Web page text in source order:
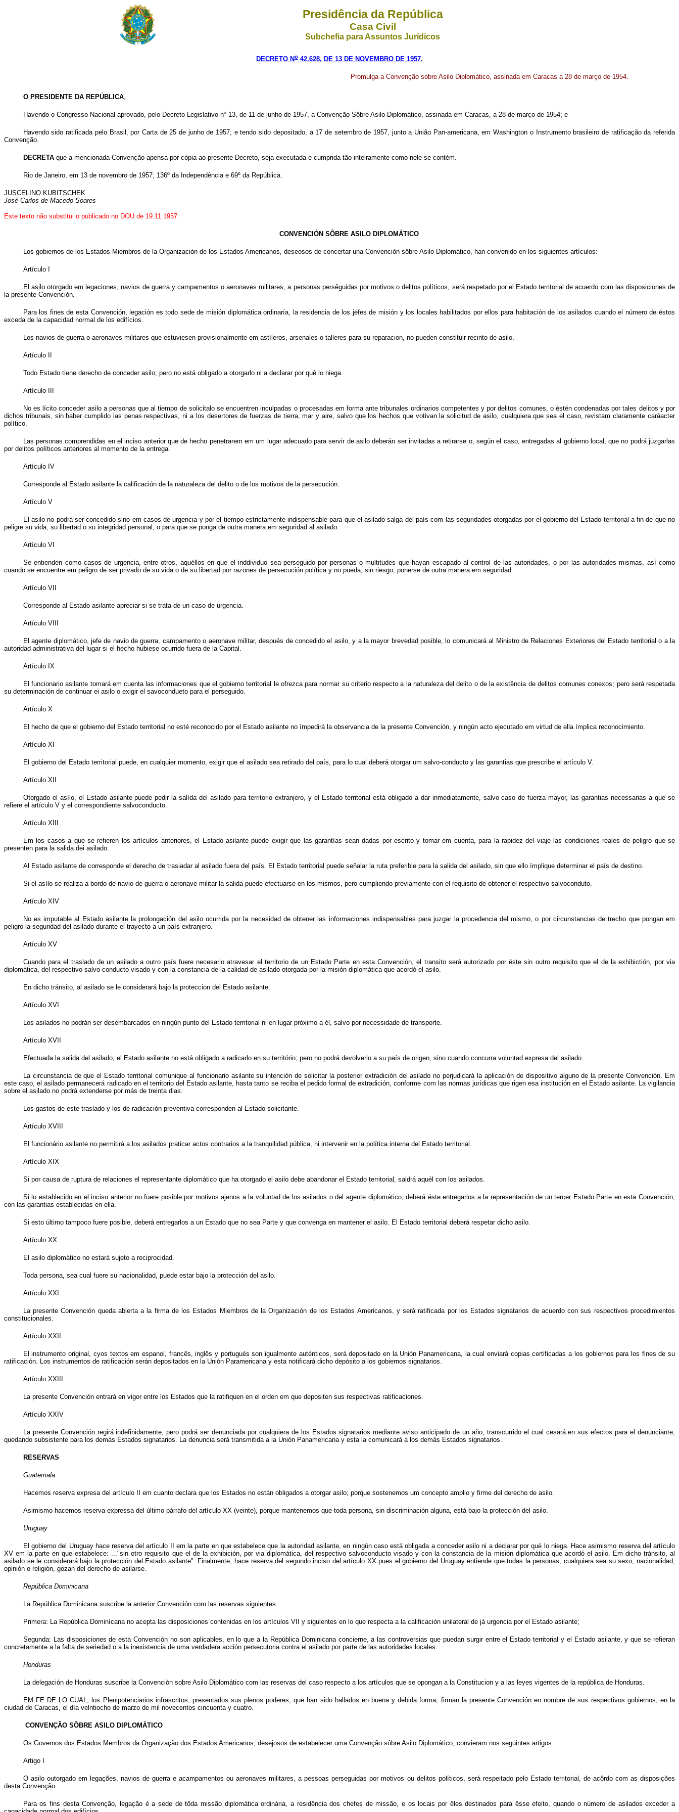
Presidência da República
Casa Civil
Subchefia para Assuntos Jurídicos
DECRETO No 42.628, DE 13 DE NOVEMBRO DE 1957.
Promulga a Convenção sobre Asilo Diplomático, assinada em Caracas a 28 de março de 1954.
O PRESIDENTE DA REPÚBLICA,
Havendo o Congresso Nacional aprovado, pelo Decreto Legislativo nº 13, de 11 de junho de 1957, a Convenção Sôbre Asilo Diplomático, assinada em Caracas, a 28 de março de 1954; e
Havendo sido ratificada pelo Brasil, por Carta de 25 de junho de 1957; e tendo sido depositado, a 17 de setembro de 1957, junto a União Pan-americana, em Washington o Instrumento brasileiro de ratificação da referida
Convenção.
DECRETAque a mencionada Convenção apensa por cópia ao presente Decreto, seja executada e cumprida tão inteiramente como nele se contém.
Rio de Janeiro, em 13 de novembro de 1957; 136º da Independência e 69º da República.
JUSCELINO KUBITSCHEK
José Carlos de Macedo Soares
Este texto não substitui o publicado no DOU de 19.11.1957.
CONVENCIÓN SÔBRE ASILO DIPLOMÁTICO
Los gobiernos de los Estados Miembros de la Organización de los Estados Americanos, deseosos de concertar una Convención sôbre Asilo Diplomático, han convenido en los siguientes artículos:
Artículo I
El asilo otorgado em legaciones, navios de guerra y campamentos o aeronaves militares, a personas persêguidas por motivos o delitos políticos, será respetado por el Estado territorial de acuerdo com las disposiciones de
la presente Convención.
Para los fines de esta Convención, legación es todo sede de misión diplomática ordinaría, la residencia de los jefes de misión y los locales habilitados por ellos para habitación de los asilados cuando el número de éstos
exceda de la capacidad normal de los edifícios.
Los navios de guerra o aeronaves militares que estuviesen provisionalmente em astíleros, arsenales o talleres para su reparacion, no pueden constituir recinto de asilo.
Artículo II
Todo Estado tiene derecho de conceder asilo; pero no está obligado a otorgarlo ni a declarar por quê lo niega.
Artículo III
No es lícito conceder asilo a personas que al tiempo de solicitalo se encuentren inculpadas o procesadas em forma ante tribunales ordinarios competentes y por delitos comunes, o éstén condenadas por tales delitos y por
dichos tribunais, sin haber cumplido las penas respectivas, ni a los desertores de fuerzas de tierra, mar y aire, salvo que los hechos que votivan la solicitud de asilo, cualquiera que sea el caso, revistam claramente caráacter
político.
Las personas comprendidas en el inciso anterior que de hecho penetrarem em um lugar adecuado para servir de asilo deberán ser invitadas a retirarse o, según el caso, entregadas al gobierno local, que no podrá juzgarlas
por delitos políticos anteriores al momento de la entrega.
Artículo IV
Corresponde al Estado asilante la calificación de la naturaleza del delito o de los motivos de la persecución.
Artículo V
El asilo no podrá ser concedido sino em casos de urgencia y por el tiempo estrictamente indispensable para que el asilado salga del país com las seguridades otorgadas por el gobierno del Estado territorial a fin de que no
peligre su vida, su libertad o su integridad personal, o para que se ponga de outra manera em seguridad al asilado.
Artículo VI
Se entienden como casos de urgencia, entre otros, aquéllos en que el inddividuo sea perseguido por personas o multitudes que hayan escapado al control de las autoridades, o por las autoridades mismas, así como
cuando se encuentre em peligro de ser privado de su vida o de su libertad por razones de persecución política y no pueda, sin riesgo, ponerse de outra manera em seguridad.
Artículo VII
Corresponde al Estado asilante apreciar si se trata de un caso de urgencia.
Artículo VIII
El agente diplomático, jefe de navio de guerra, campamento o aeronave militar, después de concedido el asilo, y a la mayor brevedad posible, lo comunicará al Ministro de Relaciones Exteriores del Estado territorial o a la
autoridad administrativa del lugar si el hecho hubiese ocurrido fuera de la Capital.
Artículo IX
El funcionario asilante tomará em cuenta las informaciones que el gobierno territorial le ofrezca para normar su criterio respecto a la naturaleza del delito o de la existência de delitos comunes conexos; pero será respetada
su determinación de continuar ei asilo o exigir el savocondueto para el perseguido.
Artículo X
El hecho de que el gobierno del Estado territorial no esté reconocido por el Estado asilante no ímpedirá la observancia de la presente Convención, y ningún acto ejecutado em virtud de ella ímplica reconocimiento.
Artículo XI
El gobierno del Estado territorial puede, en cualquier momento, exigir que el asilado sea retirado del país, para lo cual deberá otorgar um salvo-conducto y las garantias que prescribe el artículo V.
Artículo XII
Otorgado el asílo, el Estado asilante puede pedir la salída del asilado para territorio extranjero, y el Estado territorial está obligado a dar inmediatamente, salvo caso de fuerza mayor, las garantias necessarias a que se
refiere el artículo V y el correspondiente salvoconducto.
Artículo XIII
Em los casos a que se refieren los artículos anteriores, el Estado asilante puede exigir que las garantías sean dadas por escrito y tomar em cuenta, para la rapidez del viaje las condiciones reales de peligro que se
presenten para la salida dei asilado.
Al Estado asilante de corresponde el derecho de trasiadar al asilado fuera del país. El Estado territorial puede señalar la ruta preferible para la salida del asilado, sin que ello ímplique determinar el país de destino.
Si el asílo se realiza a bordo de navio de guerra o aeronave militar la salida puede efectuarse en los mismos, pero cumpliendo previamente con el requisito de obtener el respectivo salvoconduto.
Artículo XIV
No es imputable al Estado asilante la prolongación del asilo ocurrida por la necesidad de obtener las informaciones indispensables para juzgar la procedencia del mismo, o por circunstancias de trecho que pongan em
peligro la seguridad del asilado durante el trayecto a un país extranjero.
Artículo XV
Cuando para el traslado de un asilado a outro país fuere necesario atravesar el territorio de un Estado Parte en esta Convención, el transito será autorizado por éste sin outro requisito que el de la exhibictión, por via
diplomática, del respectivo salvo-conducto visado y con la constancia de la calidad de asilado otorgada por la misión diplomática que acordó el asilo.
En dicho tránsito, al asilado se le considerará bajo la proteccion del Estado asilante.
Artículo XVI
Los asilados no podrán ser desembarcados en ningún punto del Estado territorial ni en lugar próximo a él, salvo por necessidade de transporte.
Artículo XVII
Efectuada la salida del asilado, el Estado asilante no está obligado a radicarlo en su território; pero no podrá devolverlo a su país de origen, sino cuando concurra voluntad expresa del asilado.
La circunstancia de que el Estado territorial comunique al funcionario asilante su intención de solicitar la posterior extradición del asilado no perjudicará la aplicación de dispositivo alguno de la presente Convención. Em
este caso, el asilado permanecerá radicado en el territorio del Estado asilante, hasta tanto se reciba el pedido formal de extradición, conforme com las normas jurídicas que rigen esa institución en el Estado asilante. La vigilancia
sobre el asilado no podrá extenderse por más de treinta dias.
Los gastos de este traslado y los de radicación preventiva corresponden al Estado solicitante.
Artículo XVIII
El funcionário asilante no permitirá a los asilados praticar actos contrarios a la tranquilidad pública, ni intervenir en la política interna del Estado territorial.
Artículo XIX
Si por causa de ruptura de relaciones el representante diplomático que ha otorgado el asilo debe abandonar el Estado territorial, saldrá aquél con los asilados.
Si lo establecido en el inciso anterior no fuere posible por motivos ajenos a la voluntad de los asilados o del agente diplomático, deberá éste entregarlos a la representación de un tercer Estado Parte en esta Convención,
con las garantias establecidas en ella.
Si esto último tampoco fuere posible, deberá entregarlos a un Estado que no sea Parte y que convenga en mantener el asilo. El Estado territorial deberá respetar dicho asilo.
Artículo XX
El asilo diplomático no estará sujeto a reciprocidad.
Toda persona, sea cual fuere su nacionalidad, puede estar bajo la protección del asilo.
Artículo XXI
La presente Convención queda abierta a la firma de los Estados Miembros de la Organización de los Estados Americanos, y será ratificada por los Estados signatarios de acuerdo con sus respectivos procedimientos
constitucionales.
Artículo XXII
El instrumento original, cyos textos em espanol, francês, inglês y portugués son igualmente auténticos, será depositado en la Unión Panamericana, la cual enviará copias certificadas a los gobiernos para los fines de su
ratificación. Los instrumentos de ratificación serán depositados en la Unión Paramericana y esta notificará dicho depósito a los gobiernos signatarios.
Artículo XXIII
La presente Convención entrará en vigor entre los Estados que la ratifiquen en el orden em que depositen sus respectivas ratificaciones.
Artículo XXIV
La presente Convención regirá indefinidamente, pero podrá ser denunciada por cualquiera de los Estados signatarios mediante aviso anticipado de un año, transcurrido el cual cesará en sus efectos para el denunciante,
quedando subsistente para los demás Estados signatarios. La denuncia será transmitida a la Unión Panamericana y esta la comunicará a los demás Estados signatarios.
RESERVAS
Guatemala
Hacemos reserva expresa del artículo II em cuanto declara que los Estados no están obligados a otorgar asilo; porque sostenemos um concepto amplio y firme del derecho de asilo.
Asimismo hacemos reserva expressa del último párrafo del artículo XX (veinte), porque mantenemos que toda persona, sin discriminación alguna, está bajo la protección del asilo.
Uruguay
El gobierno del Uruguay hace reserva del artículo II em la parte en que estabelece que la autoridad asilante, en ningún caso está obligada a conceder asilo ni a declarar por qué lo niega. Hace asimismo reserva del artículo
XV em la parte en que estabelece: ..."sin otro requisito que el de la exhibición, por via diplomática, del respectivo salvoconducto visado y con la constancia de la misión diplomática que acordó el asilo. Em dicho tránsito, al
asilado se le considerará bajo la protección del Estado asilante". Finalmente, hace reserva del segundo inciso del artículo XX pues el gobierno del Uruguay entiende que todas la personas, cualquiera sea su sexo, nacionalidad,
opinión o religión, gozan del derecho de asilarse.
República Dominicana
La República Dominicana suscribe la anterior Convención com las reservas siguientes:
Primera: La República Dominícana no acepta las disposiciones contenidas en los artículos VII y sigulentes en lo que respecta a la calificación unilateral de já urgencia por el Estado asilante;
Segunda: Las disposiciones de esta Convención no son aplicables, en lo que a la República Dominicana concierne, a las controversias que puedan surgir entre el Estado territorial y el Estado asilante, y que se refieran
concretamente a la falta de seriedad o a la inexistencia de uma verdadera acción persecutoria contra el asilado por parte de las autoridades locales.
Honduras
La delegación de Honduras suscribe la Convención sobre Asilo Diplomático com las reservas del caso respecto a los artículos que se opongan a la Constitucion y a las leyes vigentes de la república de Honduras.
EM FE DE LO CUAL, los Plenipotenciarios infrascritos, presentados sus plenos poderes, que han sido hallados en buena y debida forma, firman la presente Convención en nombre de sus respectivos gobiernos, en la
ciudad de Caracas, el día velntiocho de marzo de mil novecentos cincuenta y cuatro.
CONVENÇÃO SÔBRE ASILO DIPLOMÁTICO
Os Governos dos Estados Membros da Organização dos Estados Americanos, desejosos de estabelecer uma Convenção sôbre Asilo Diplomático, convieram nos seguintes artigos:
Artigo I
O asilo outorgado em legações, navios de guerra e acampamentos ou aeronaves militares, a pessoas perseguidas por motivos ou delitos políticos, será respeitado pelo Estado territorial, de acôrdo com as disposições
desta Convenção.
Para os fins desta Convenção, legação é a sede de tôda missão diplomática ordinária, a residência dos chefes de missão, e os locais por êles destinados para êsse efeito, quando o número de asilados exceder a